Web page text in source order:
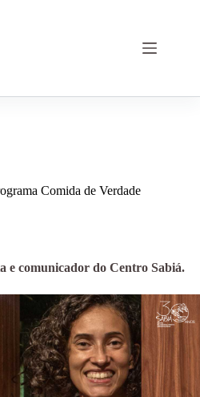
Comida de Verdade
e comunicador do Centro Sabiá.